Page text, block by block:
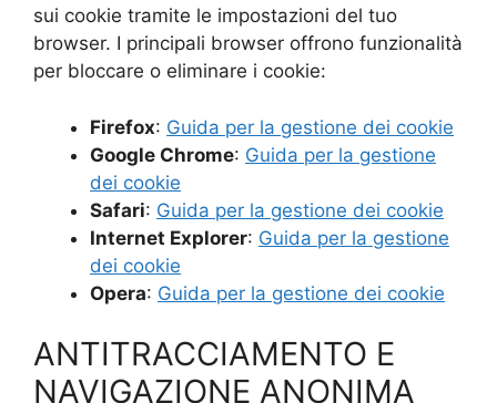
sui cookie tramite le impostazioni del tuo
browser. I principali browser offrono funzionalità
per bloccare o eliminare i cookie:
Firefox: Guida per la gestione dei cookie
Google Chrome: Guida per la gestione
dei cookie
Safari: Guida per la gestione dei cookie
Internet Explorer: Guida per la gestione
dei cookie
Opera: Guida per la gestione dei cookie
ANTITRACCIAMENTO E
NAVIGAZIONE ANONIMA